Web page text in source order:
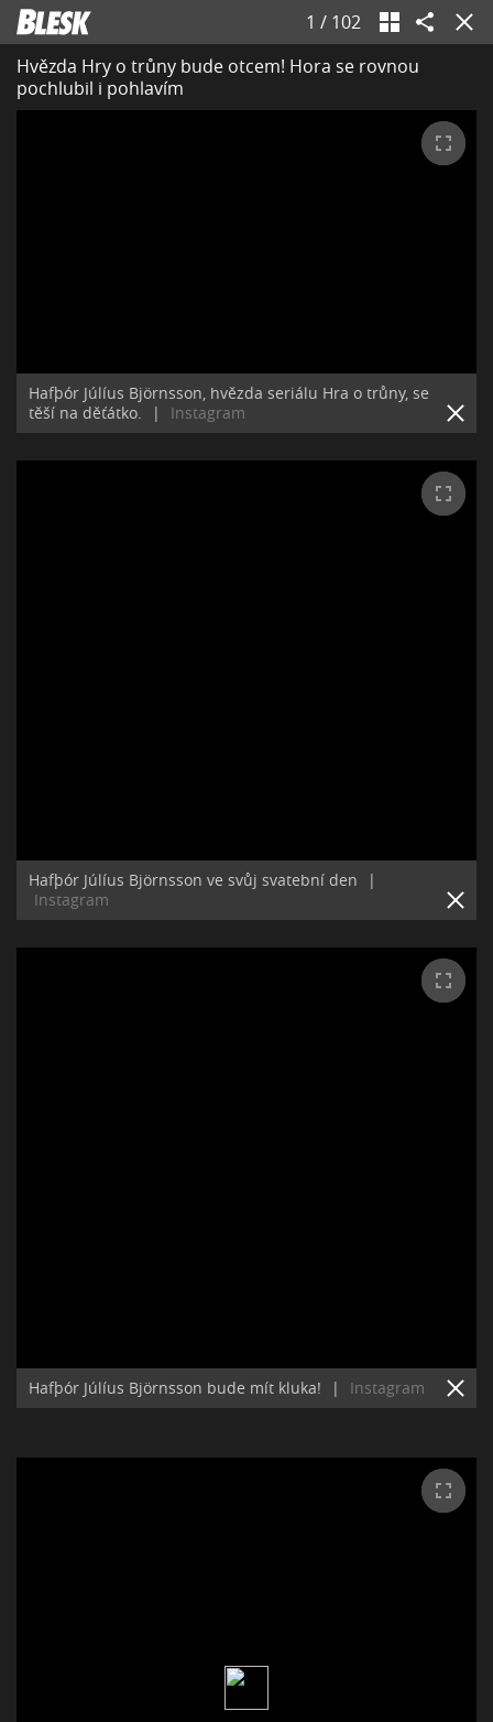
1 / 102
Hvězda Hry o trůny bude otcem! Hora se rovnou
pochlubil i pohlavím
Hafþór Júlíus Björnsson, hvězda seriálu Hra o trůny, se
těší na děťátko.
| Instagram
Hafþór Júlíus Björnsson ve svůj svatební den
|
Instagram
Hafþór Júlíus Björnsson bude mít kluka! | Instagram